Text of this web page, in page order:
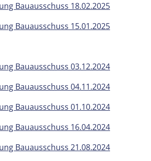
Bauausschuss 18.02.2025
Bauausschuss 15.01.2025
Bauausschuss 03.12.2024
Bauausschuss 04.11.2024
Bauausschuss 01.10.2024
Bauausschuss 16.04.2024
Bauausschuss 21.08.2024